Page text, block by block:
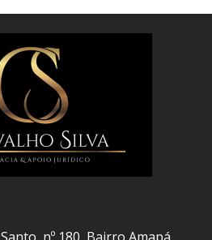
nº 180, Bairro Amapá,